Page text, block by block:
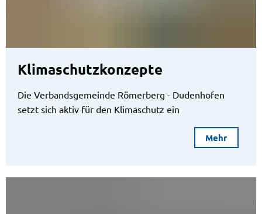
Klimaschutzkonzepte
Die Verbandsgemeinde Römerberg - Dudenhofen
setzt sich aktiv für den Klimaschutz ein
Mehr